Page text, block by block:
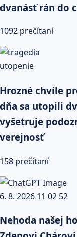
dvanásť rán do
1092 prečítaní
Hrozné chvíle
dňa sa utopili
vyšetruje
verejnosť
158 prečítaní
Nehoda našej